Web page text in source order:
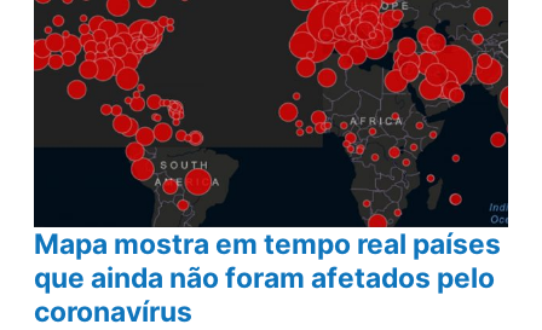
de
florestas
ao
redor
sair
de
casa
Mapa mostra em tempo real países
que ainda não foram afetados pelo
coronavírus